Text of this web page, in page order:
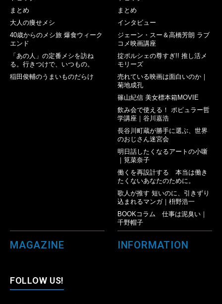
まとめ
大人の痩せメシ
40歳からのメシ旅 爆食ウィーク
エンド
「あの人」の定番メシを訪ね
る。行きつけで、いつもの。
稲田俊輔のうまいものだらけ
まとめ
インタビュー
ジェーン・スー＆高橋芳朗 ラブ
コメ映画講座
掟ポルシェの尊すぎ!! 推し活メ
モリーズ
売れている映画は面白いのか｜
菊地成孔
篠山紀信 美女標本箱MOVIE
飲み会で使える！ ポピュラー哲
学講座｜谷川嘉浩
長谷川町蔵が勝手に選ぶ、世界
のおじさん迷宮会
明日話したくなるアートの小噺
｜筧菜奈子
働くを再設計する 本当は働き
たくないあなたのために。
歌人が推す 短いのに、引きずり
込まれるマンガ｜枡野浩一
BOOKコラム 仕事は泥臭い｜
千野帽子
MAGAZINE INFORMATION
FOLLOW US!